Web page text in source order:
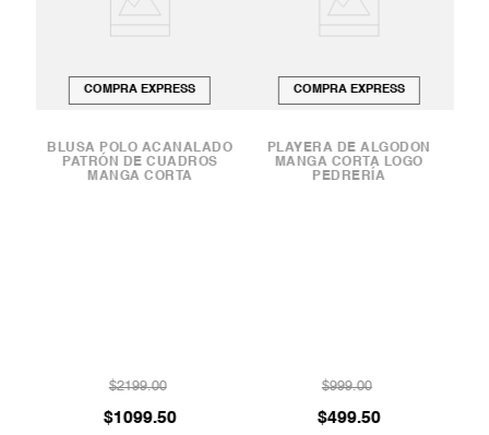
COMPRA EXPRESS
BLUSA POLO ACANALADO
PATRÓN DE CUADROS
MANGA CORTA
$2199.00
$1099.50
COMPRA EXPRESS
PLAYERA DE ALGODÓN
MANGA CORTA LOGO
PEDRERÍA
$999.00
$499.50